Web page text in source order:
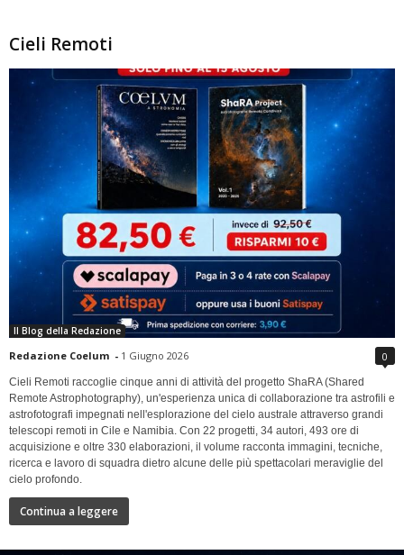
Cieli Remoti
Il Blog della Redazione
Redazione Coelum - 1 Giugno 2026 0
Cieli Remoti raccoglie cinque anni di attività del progetto ShaRA (Shared
Remote Astrophotography), un'esperienza unica di collaborazione tra astrofili e
astrofotografi impegnati nell'esplorazione del cielo australe attraverso grandi
telescopi remoti in Cile e Namibia. Con 22 progetti, 34 autori, 493 ore di
acquisizione e oltre 330 elaborazioni, il volume racconta immagini, tecniche,
ricerca e lavoro di squadra dietro alcune delle più spettacolari meraviglie del
cielo profondo.
Continua a leggere